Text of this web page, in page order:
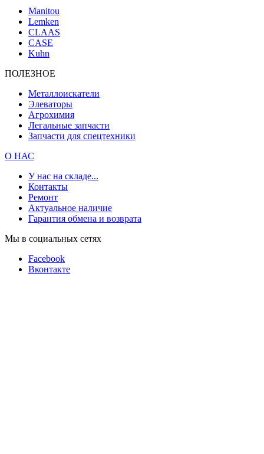
Manitou
Lemken
CLAAS
CASE
Kuhn
ПОЛЕЗНОЕ
Металлоискатели
Элеваторы
Агрохимия
Легальные запчасти
Запчасти для спецтехники
О НАС
У нас на складе...
Контакты
Ремонт
Актуальное наличие
Гарантия обмена и возврата
Мы в социальных сетях
Facebook
Вконтакте